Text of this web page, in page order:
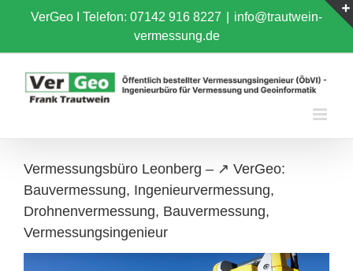
content
VerGeo I Telefon: 07142 916 8227
info@trautwein-
vermessung.de
Vermessungsbüro Leonberg – ↗️ VerGeo:
Bauvermessung, Ingenieurvermessung,
Drohnenvermessung, Bauvermessung,
Vermessungsingenieur